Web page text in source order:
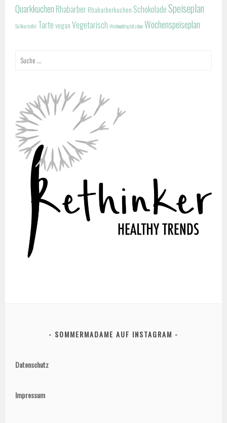
Quarkkuchen Rhabarber Rhabarberkuchen SchokoladeSpeiseplan
Süßkartoffel Tarte vegan Vegetarisch Weihnachtsplätzchen Wochenspeiseplan
Suche
SOMMERMADAME AUF INSTAGRAM
Datenschutz
Impressum